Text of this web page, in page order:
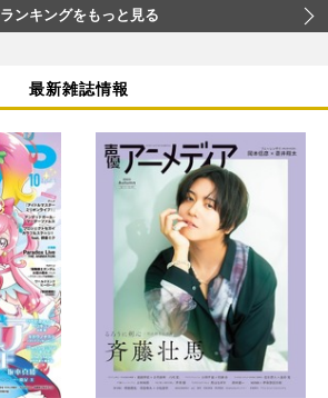
ランキングをもっと見る
最新雑誌情報